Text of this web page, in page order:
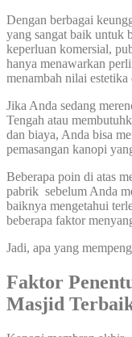
Dengan berbagai
yang sangat baik untuk
keperluan komersial,
hanya menawarkan
menambah nilai
Jika Anda sedang
Tengah atau
dan biaya, Anda bisa
pemasangan kanopi
Beberapa poin di atas
pabrik sebelum Anda
baiknya mengetahui
beberapa faktor
Jadi, apa yang
Faktor
Masjid